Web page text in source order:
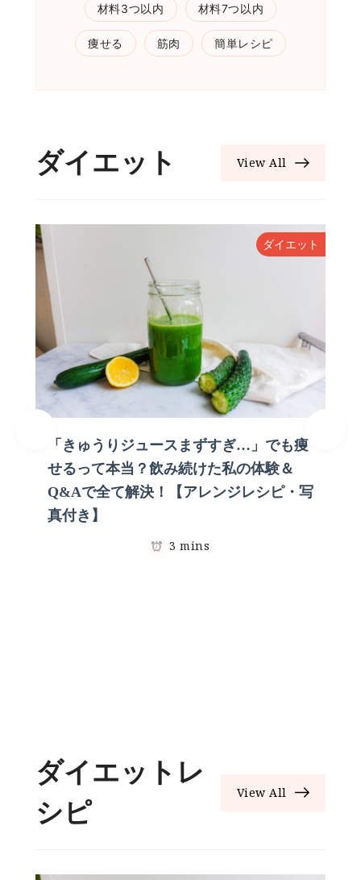
材料3つ以内 材料7つ以内
痩せる 筋肉 簡単レシピ
ダイエット View All
ダイエット
「きゅうりジュースまずすぎ…」でも痩
せるって本当？飲み続けた私の体験＆
Q&Aで全て解決！【アレンジレシピ・写
真付き】
3 mins
ダイエットレ
シピ
View All